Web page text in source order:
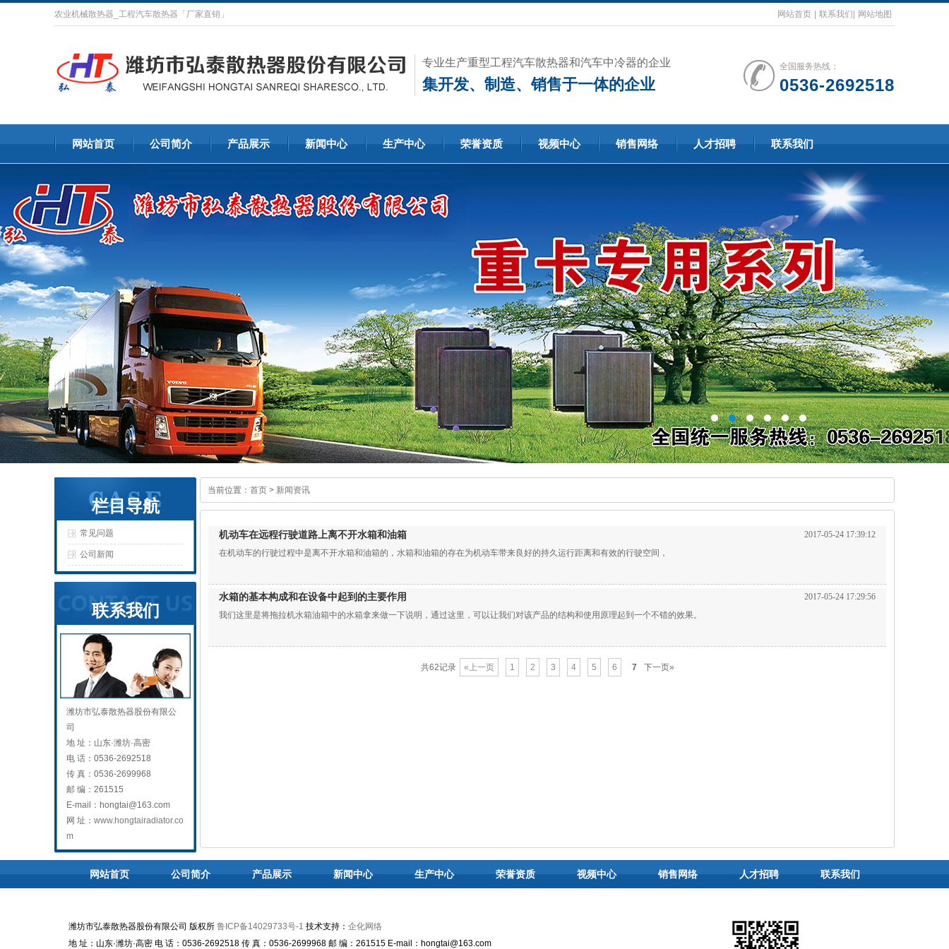
农业机械散热器_工程汽车散热器「厂家直销」 网站首页 联系我们 网站地图
专业生产重型工程汽车散热器和汽车中冷器的企业
集开发、制造、销售于一体的企业
全国服务热线：
0536-2692518
网站首页 公司简介 产品展示 新闻中心 生产中心 荣誉资质 视频中心 销售网络 人才招聘 联系我们
栏目导航
常见问题
公司新闻
联系我们
潍坊市弘泰散热器股份有限公
司
地 址： 山东·潍坊·高密
电 话： 0536-2692518
传 真： 0536-2699968
邮 编： 261515
E-mail： hongtai@163.com
网 址： www.hongtairadiator.co
m
当前位置： 首页 > 新闻资讯
机动车在远程行驶道路上离不开水箱和油箱
2017-05-24 17:39:12
在机动车的行驶过程中是离不开水箱和油箱的，水箱和油箱的存在为机动车带来良好的持久运行距离和有效的行驶空间，
水箱的基本构成和在设备中起到的主要作用
2017-05-24 17:29:56
我们这里是将拖拉机水箱油箱中的水箱拿来做一下说明，通过这里，可以让我们对该产品的结构和使用原理起到一个不错的效果。
共62记录 «上一页 1 2 3 4 5 6 7 下一页»
网站首页 公司简介 产品展示 新闻中心 生产中心 荣誉资质 视频中心 销售网络 人才招聘 联系我们
潍坊市弘泰散热器股份有限公司 版权所 鲁ICP备14029733号-1 技术支持： 企化网络
地 址：山东·潍坊·高密 电 话：0536-2692518 传 真：0536-2699968 邮 编：261515 E-mail：hongtai@163.com